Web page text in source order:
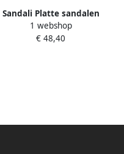
Sandali Platte sandalen
1 webshop
€ 48,40